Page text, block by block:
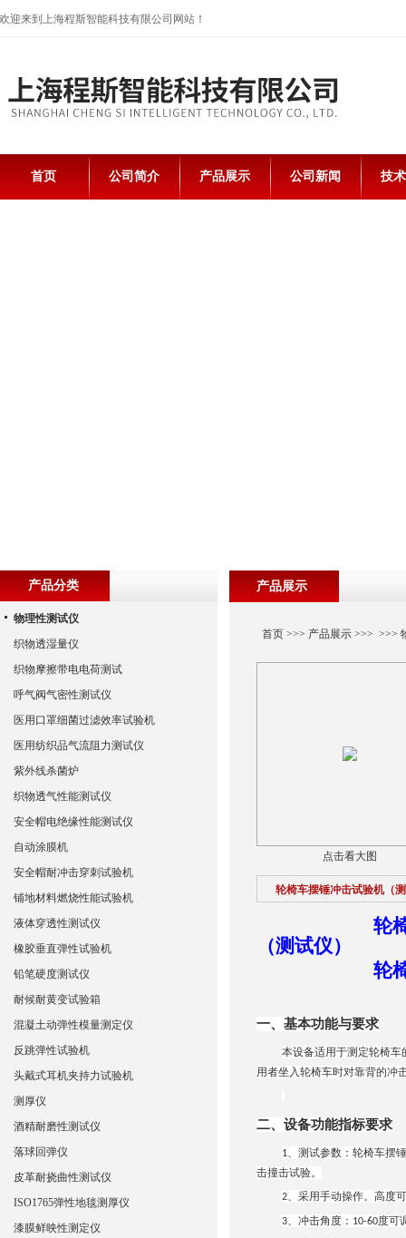
欢迎来到上海程斯智能科技有限公司网站！
首页 公司简介 产品展示 公司新闻 技
产品展示
首页>>> 产品展示>>> >>>
点击看大图
轮椅车摆锤冲击试验机（
轮
（测试仪）
轮
一、基本功能与要求
本设备适用于测定轮椅
用者坐入轮椅车时对靠背的冲
二、设备功能指标要求
1、测试参数：轮椅车摆
击撞击试验。
2、采用手动操作。高度
3、冲击角度： 10-60度可
产品分类
物理性测试仪
织物透湿量仪
织物摩擦带电电荷测试
呼气阀气密性测试仪
医用口罩细菌过滤效率试验机
医用纺织品气流阻力测试仪
紫外线杀菌炉
织物透气性能测试仪
安全帽电绝缘性能测试仪
自动涂膜机
安全帽耐冲击穿刺试验机
铺地材料燃烧性能试验机
液体穿透性测试仪
橡胶垂直弹性试验机
铅笔硬度测试仪
耐候耐黄变试验箱
混凝土动弹性模量测定仪
反跳弹性试验机
头戴式耳机夹持力试验机
测厚仪
酒精耐磨性测试仪
落球回弹仪
皮革耐挠曲性测试仪
ISO1765弹性地毯测厚仪
漆膜鲜映性测定仪